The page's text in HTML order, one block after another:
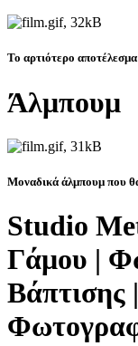
Το αρτιότερο
Άλμπουμ
Μοναδικά άλμπουμ που
Studio
Γάμου |
Βάπτισης